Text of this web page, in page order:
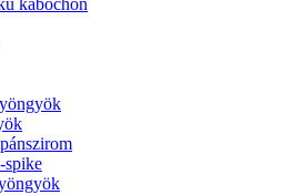
kabochon
spike